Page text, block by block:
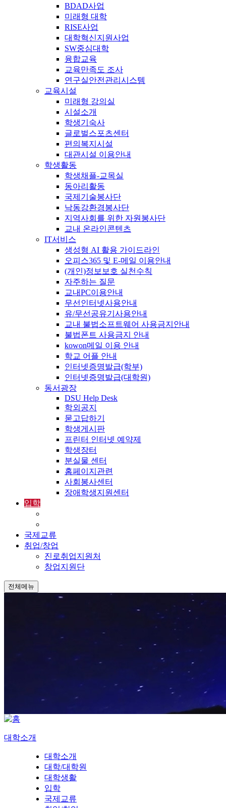
BDAD사업
미래형 대학
RISE사업
대학혁신지원사업
SW중심대학
융합교육
교육만족도 조사
연구실안전관리시스템
교육시설
미래형 강의실
시설소개
학생기숙사
글로벌스포츠센터
편의복지시설
대관시설 이용안내
학생활동
학생채플-교목실
동아리활동
국제기술봉사단
낙동강환경봉사단
지역사회를 위한 자원봉사단
교내 온라인콘텐츠
IT서비스
생성형 AI 활용 가이드라인
오피스365 및 E-메일 이용안내
(개인)정보보호 실천수칙
자주하는 질문
교내PC이용안내
무선인터넷사용안내
유/무선공유기사용안내
교내 불법소프트웨어 사용금지안내
불법폰트 사용금지 안내
kowon메일 이용 안내
학교 어플 안내
인터넷증명발급(학부)
인터넷증명발급(대학원)
동서광장
DSU Help Desk
학외공지
묻고답하기
학생게시판
프린터 인터넷 예약제
학생장터
분실물 센터
홈페이지관련
사회봉사센터
장애학생지원센터
입학
국제교류
취업/창업
진로취업지원처
창업지원단
전체메뉴
대학소개
대학소개
대학/대학원
대학생활
입학
국제교류